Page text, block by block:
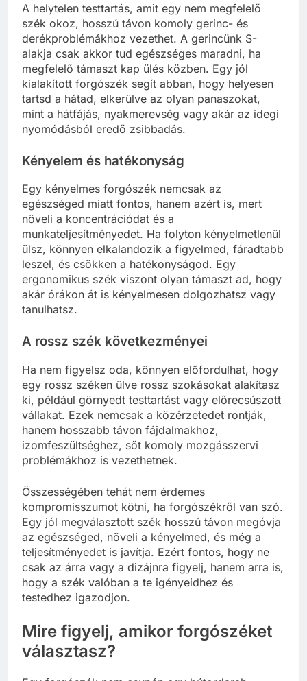
A helytelen testtartás, amit egy nem megfelelő
szék okoz, hosszú távon komoly gerinc- és
derékproblémákhoz vezethet. A gerincünk S-
alakja csak akkor tud egészséges maradni, ha
megfelelő támaszt kap ülés közben. Egy jól
kialakított forgószék segít abban, hogy helyesen
tartsd a hátad, elkerülve az olyan panaszokat,
mint a hátfájás, nyakmerevség vagy akár az idegi
nyomódásból eredő zsibbadás.
Kényelem és hatékonyság
Egy kényelmes forgószék nemcsak az
egészséged miatt fontos, hanem azért is, mert
növeli a koncentrációdat és a
munkateljesítményedet. Ha folyton kényelmetlenül
ülsz, könnyen elkalandozik a figyelmed, fáradtabb
leszel, és csökken a hatékonyságod. Egy
ergonomikus szék viszont olyan támaszt ad, hogy
akár órákon át is kényelmesen dolgozhatsz vagy
tanulhatsz.
A rossz szék következményei
Ha nem figyelsz oda, könnyen előfordulhat, hogy
egy rossz széken ülve rossz szokásokat alakítasz
ki, például görnyedt testtartást vagy előrecsúszott
vállakat. Ezek nemcsak a közérzetedet rontják,
hanem hosszabb távon fájdalmakhoz,
izomfeszültséghez, sőt komoly mozgásszervi
problémákhoz is vezethetnek.
Összességében tehát nem érdemes
kompromisszumot kötni, ha forgószékről van szó.
Egy jól megválasztott szék hosszú távon megóvja
az egészséged, növeli a kényelmed, és még a
teljesítményedet is javítja. Ezért fontos, hogy ne
csak az árra vagy a dizájnra figyelj, hanem arra is,
hogy a szék valóban a te igényeidhez és
testedhez igazodjon.
Mire figyelj, amikor forgószéket
választasz?